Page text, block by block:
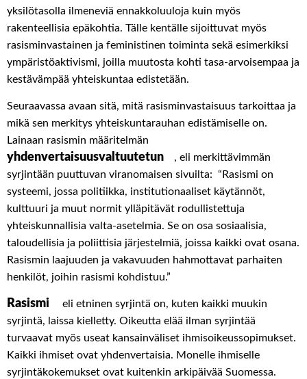
yksilötasolla ilmeneviä ennakkoluuloja kuin myös
rakenteellisia epäkohtia. Tälle kentälle sijoittuvat myös
rasisminvastainen ja feministinen toiminta sekä esimerkiksi
ympäristöaktivismi, joilla muutosta kohti tasa-arvoisempaa ja
kestävämpää yhteiskuntaa edistetään.
Seuraavassa avaan sitä, mitä rasisminvastaisuus tarkoittaa ja
mikä sen merkitys yhteiskuntarauhan edistämiselle on.
Lainaan rasismin määritelmän
yhdenvertaisuusvaltuutetun
, eli merkittävimmän
syrjintään puuttuvan viranomaisen sivuilta: “Rasismi on
systeemi, jossa politiikka, institutionaaliset käytännöt,
kulttuuri ja muut normit ylläpitävät rodullistettuja
yhteiskunnallisia valta-asetelmia. Se on osa sosiaalisia,
taloudellisia ja poliittisia järjestelmiä, joissa kaikki ovat osana.
Rasismin laajuuden ja vakavuuden hahmottavat parhaiten
henkilöt, joihin rasismi kohdistuu.”
Rasismi
eli etninen syrjintä on, kuten kaikki muukin
syrjintä, laissa kielletty. Oikeutta elää ilman syrjintää
turvaavat myös useat kansainväliset ihmisoikeussopimukset.
Kaikki ihmiset ovat yhdenvertaisia. Monelle ihmiselle
syrjintäkokemukset ovat kuitenkin arkipäivää Suomessa.